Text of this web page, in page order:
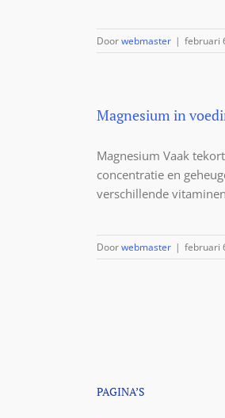
Doorwebmaster | februari
Magnesium in
Magnesium Vaak
concentratie en
verschillende
Doorwebmaster | februari
PAGINA’S